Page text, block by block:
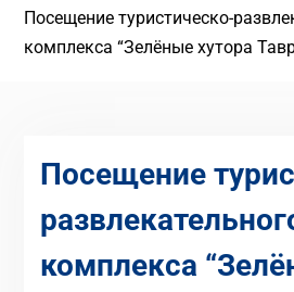
Посещение туристическо-
комплекса “Зелёные хутора
Посещение
комплекса